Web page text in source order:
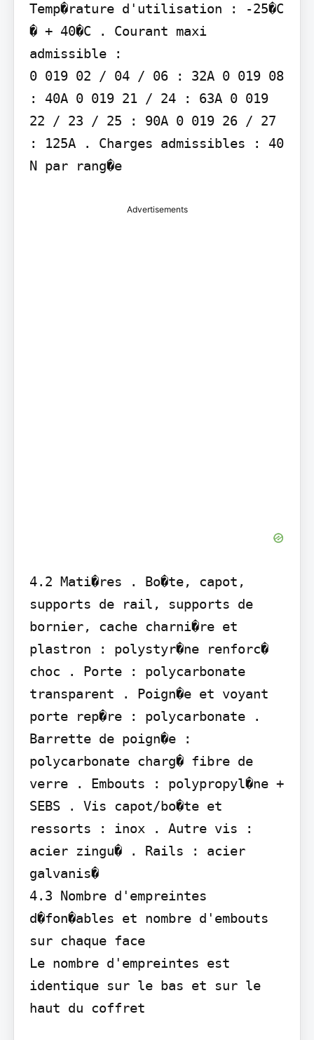
Temp�rature d'utilisation : -25�C
� + 40�C . Courant maxi
admissible :
0 019 02 / 04 / 06 : 32A 0 019 08
: 40A 0 019 21 / 24 : 63A 0 019
22 / 23 / 25 : 90A 0 019 26 / 27
: 125A . Charges admissibles : 40
N par rang�e
Advertisements
4.2 Mati�res . Bo�te, capot,
supports de rail, supports de
bornier, cache charni�re et
plastron : polystyr�ne renforc�
choc . Porte : polycarbonate
transparent . Poign�e et voyant
porte rep�re : polycarbonate .
Barrette de poign�e :
polycarbonate charg� fibre de
verre . Embouts : polypropyl�ne +
SEBS . Vis capot/bo�te et
ressorts : inox . Autre vis :
acier zingu� . Rails : acier
galvanis�
4.3 Nombre d'empreintes
d�fon�ables et nombre d'embouts
sur chaque face
Le nombre d'empreintes est
identique sur le bas et sur le
haut du coffret